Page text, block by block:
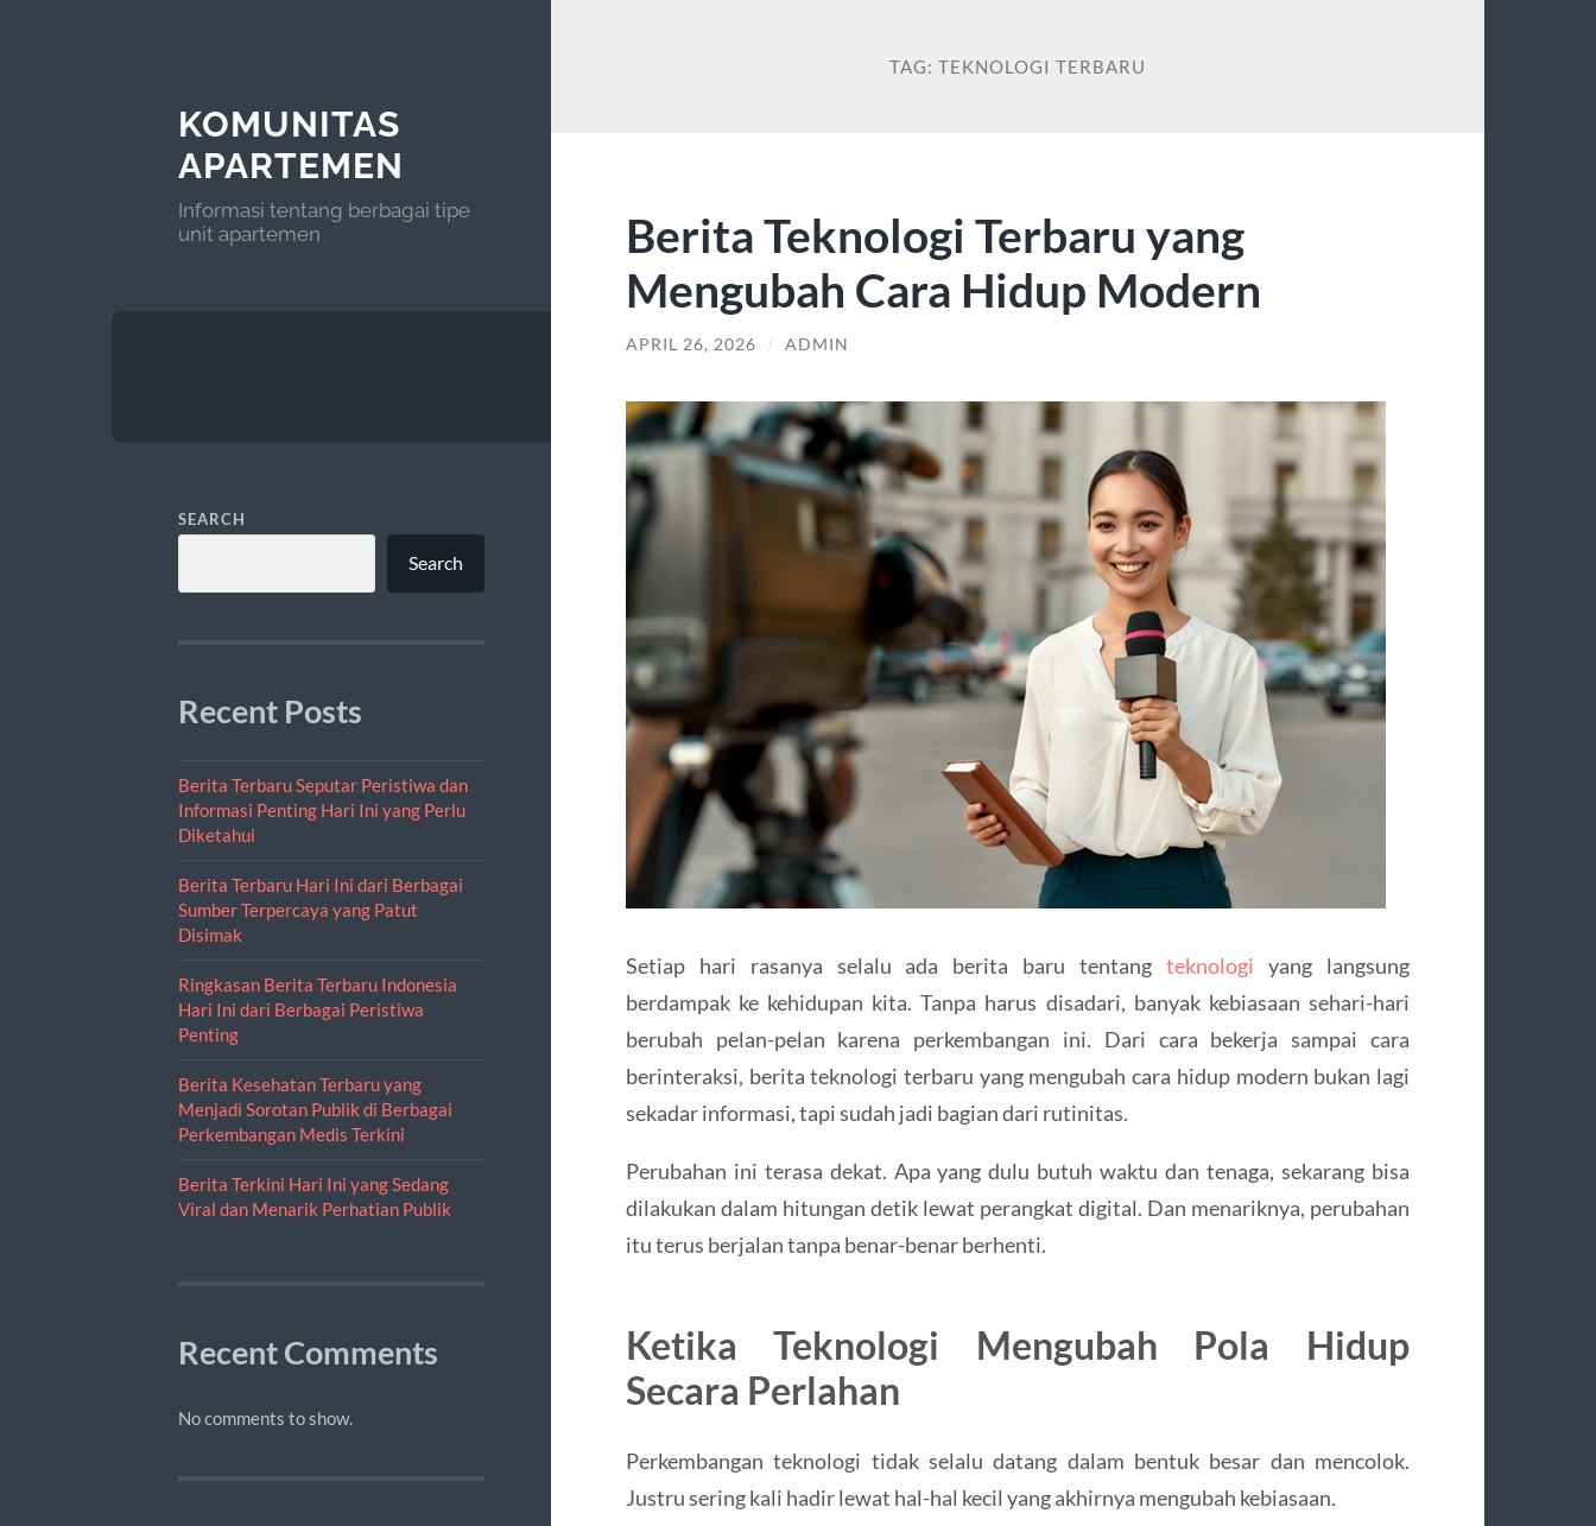
KOMUNITAS
APARTEMEN
Informasi tentang berbagai tipe
unit apartemen
SEARCH
Search
Recent Posts
Berita Terbaru Seputar Peristiwa dan
Informasi Penting Hari Ini yang Perlu
Diketahui
Berita Terbaru Hari Ini dari Berbagai
Sumber Terpercaya yang Patut
Disimak
Ringkasan Berita Terbaru Indonesia
Hari Ini dari Berbagai Peristiwa
Penting
Berita Kesehatan Terbaru yang
Menjadi Sorotan Publik di Berbagai
Perkembangan Medis Terkini
Berita Terkini Hari Ini yang Sedang
Viral dan Menarik Perhatian Publik
Recent Comments
No comments to show.
TAG: TEKNOLOGI TERBARU
Berita Teknologi Terbaru yang
Mengubah Cara Hidup Modern
APRIL 26, 2026 / ADMIN
Setiap hari rasanya selalu ada berita baru tentangteknologi yang langsung
berdampak ke kehidupan kita. Tanpa harus disadari, banyak kebiasaan sehari-hari
berubah pelan-pelan karena perkembangan ini. Dari cara bekerja sampai cara
berinteraksi, berita teknologi terbaru yang mengubah cara hidup modern bukan lagi
sekadar informasi, tapi sudah jadi bagian dari rutinitas.
Perubahan ini terasa dekat. Apa yang dulu butuh waktu dan tenaga, sekarang bisa
dilakukan dalam hitungan detik lewat perangkat digital. Dan menariknya, perubahan
itu terus berjalan tanpa benar-benar berhenti.
Ketika Teknologi Mengubah Pola Hidup
Secara Perlahan
Perkembangan teknologi tidak selalu datang dalam bentuk besar dan mencolok.
Justru sering kali hadir lewat hal-hal kecil yang akhirnya mengubah kebiasaan.